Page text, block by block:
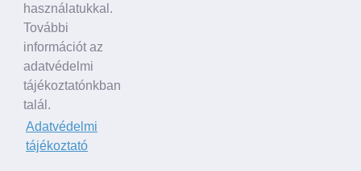
EURÓPAI HÍREK
Az igazság tisztázása
Fá-konferenciák
Kulturális események
Sajtó
GYAKORLÓK FÓRUMA
használatukkal.
További
információt az
adatvédelmi
tájékoztatónkban
talál.
Adatvédelmi
tájékoztató